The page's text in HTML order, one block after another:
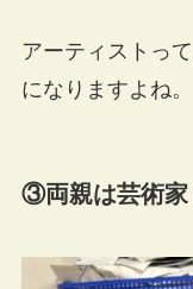
アーティストっ
になりますよね。
③両親は芸術家